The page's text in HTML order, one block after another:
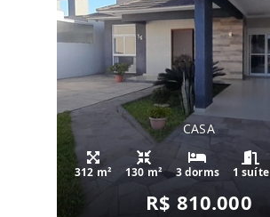
CASA
312 m² 130 m² 3 dorms 1 suíte
R$ 810.000